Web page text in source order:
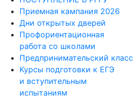
Приемная кампания 2026
Дни открытых дверей
Профориентационная
работа со школами
Предпринимательский класс
Курсы подготовки к ЕГЭ
и вступительным
испытаниям